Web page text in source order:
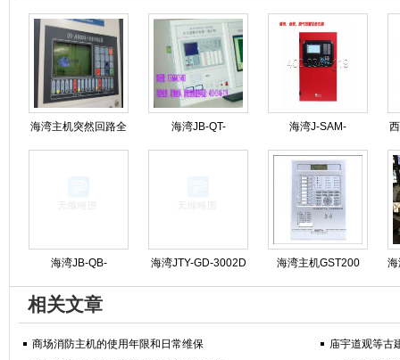
海湾主机突然回路全
线报警可能是什么原
海湾JB-QT-
GST9000H火灾报警
海湾J-SAM-
GST9116火灾报警按
钮修理
海湾JB-QB-
GST5000消防主机操
作步骤规程
海湾JTY-GD-3002D
烟感维护保养
海湾主机GST200
GST500 GST5000
相关文章
商场消防主机的使用年限和日常维保
庙宇道观等古